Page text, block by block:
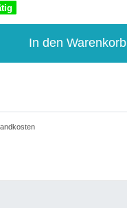
In den Warenkorb